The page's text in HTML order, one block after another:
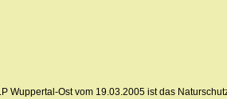
Wuppertal-Ost vom 19.03.2005 ist das